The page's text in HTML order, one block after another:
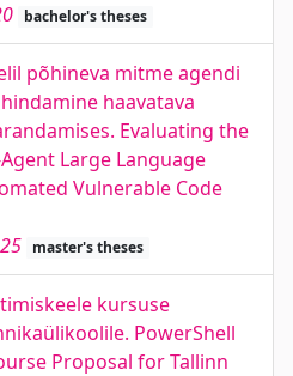
bachelor's theses
põhineva mitme agendi
haavatava
Evaluating the
Large Language
Vulnerable Code
master's theses
kursuse
PowerShell
Proposal for Tallinn